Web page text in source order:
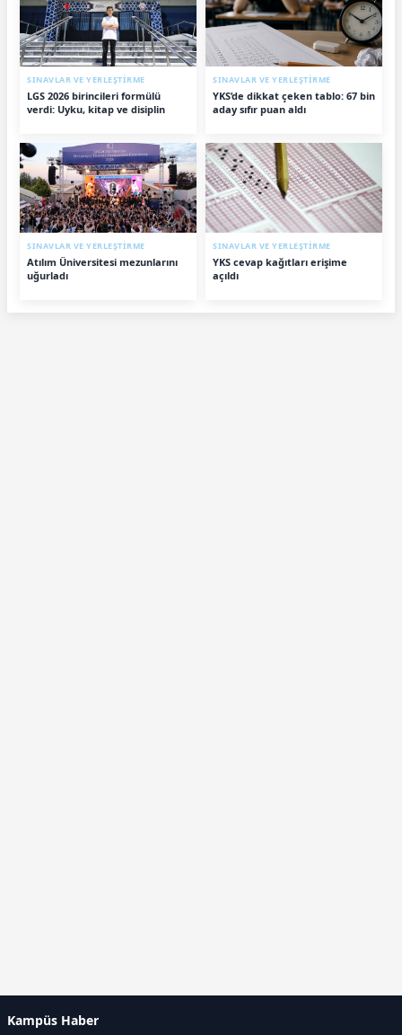
SINAVLAR VE YERLEŞTİRME
LGS 2026 birincileri formülü
verdi: Uyku, kitap ve disiplin
SINAVLAR VE YERLEŞTİRME
YKS’de dikkat çeken tablo: 67 bin
aday sıfır puan aldı
SINAVLAR VE YERLEŞTİRME
Atılım Üniversitesi mezunlarını
uğurladı
SINAVLAR VE YERLEŞTİRME
YKS cevap kağıtları erişime
açıldı
Kampüs Haber